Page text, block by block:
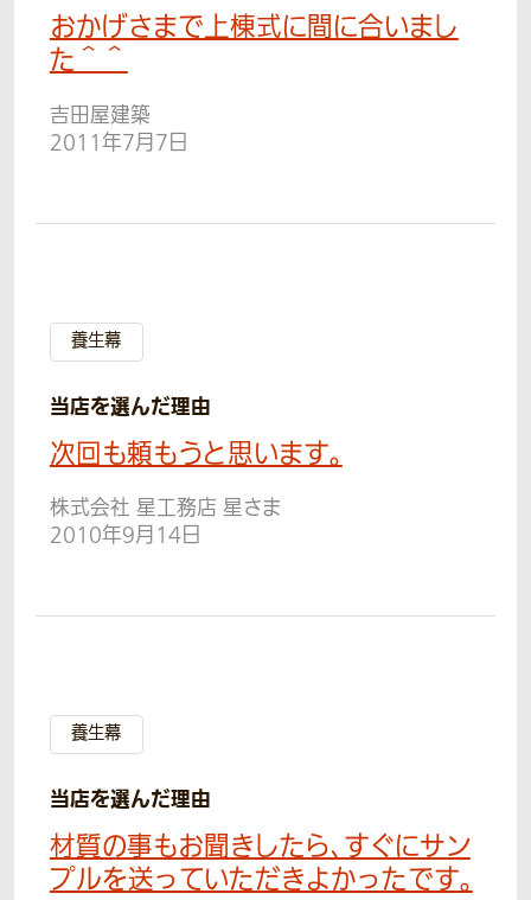
おかげさまで上棟式に間に合いまし
た＾＾
吉田屋建築
2011年7月7日
養生幕
当店を選んだ理由
次回も頼もうと思います。
株式会社 星工務店 星さま
2010年9月14日
養生幕
当店を選んだ理由
材質の事もお聞きしたら、すぐにサン
プルを送っていただきよかったです。